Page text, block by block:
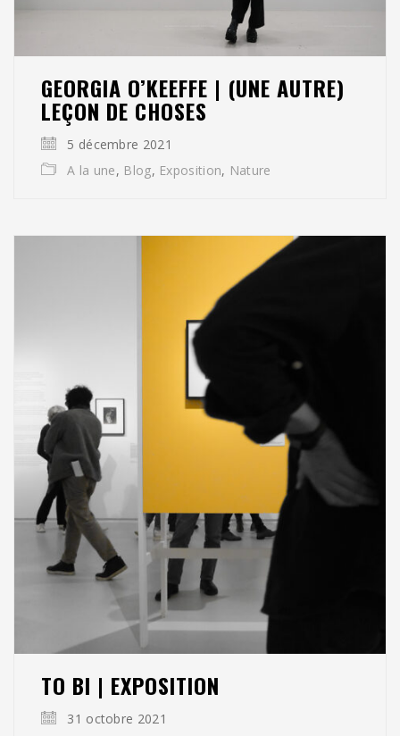
GEORGIA O’KEEFFE | (UNE AUTRE)
LEÇON DE CHOSES
5 décembre 2021
A la une, Blog, Exposition, Nature
TO BI | EXPOSITION
31 octobre 2021